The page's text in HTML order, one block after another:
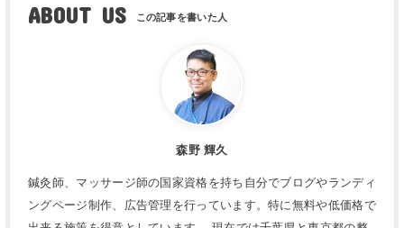
ABOUT US
森野 輝久
鍼灸師、マッサージ師の国家資格を持ち自分でブログやランディ
ングページ制作、広告管理を行っています。特に無料や低価格で